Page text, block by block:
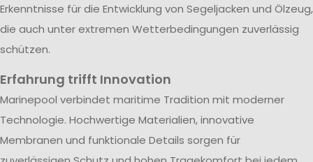
Erkenntnisse für die Entwicklung von Segeljacken und Ölzeug,
die auch unter extremen Wetterbedingungen zuverlässig
schützen.
Erfahrung trifft Innovation
Marinepool verbindet maritime Tradition mit moderner
Technologie. Hochwertige Materialien, innovative
Membranen und funktionale Details sorgen für